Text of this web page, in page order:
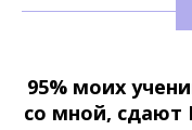
95% моих
со мной, сдают